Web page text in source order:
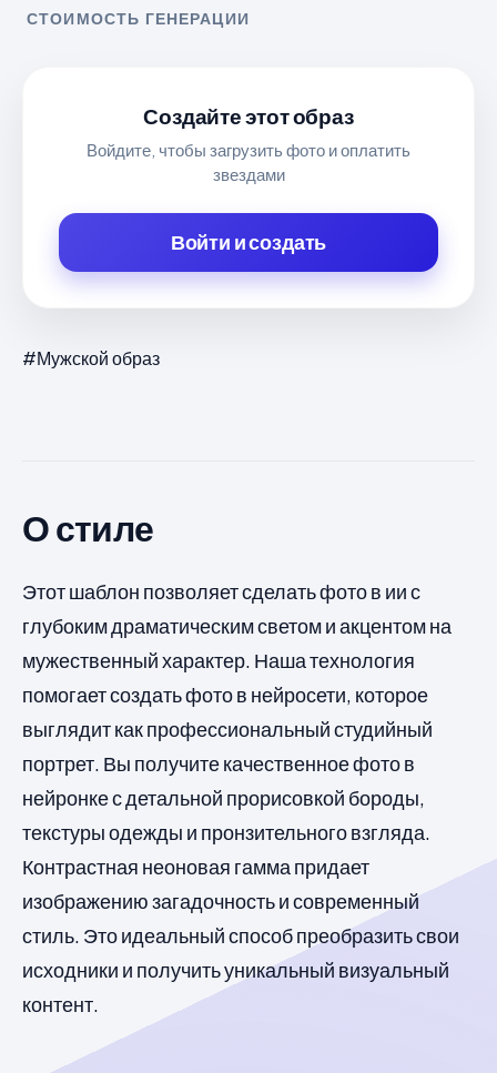
СТОИМОСТЬ ГЕНЕРАЦИИ
Создайте этот образ
Войдите, чтобы загрузить фото и оплатить
звездами
Войти и создать
#Мужской образ
О стиле
Этот шаблон позволяет сделать фото в ии с
глубоким драматическим светом и акцентом на
мужественный характер. Наша технология
помогает создать фото в нейросети, которое
выглядит как профессиональный студийный
портрет. Вы получите качественное фото в
нейронке с детальной прорисовкой бороды,
текстуры одежды и пронзительного взгляда.
Контрастная неоновая гамма придает
изображению загадочность и современный
стиль. Это идеальный способ преобразить свои
исходники и получить уникальный визуальный
контент.